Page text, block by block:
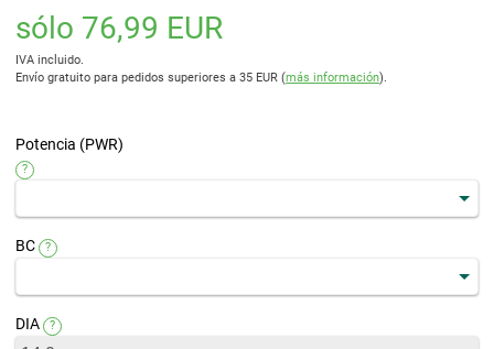
sólo 76,99 EUR
IVA incluido.
Envío gratuito para pedidos superiores a 35 EUR (más información).
Potencia (PWR)
?
BC ?
DIA ?